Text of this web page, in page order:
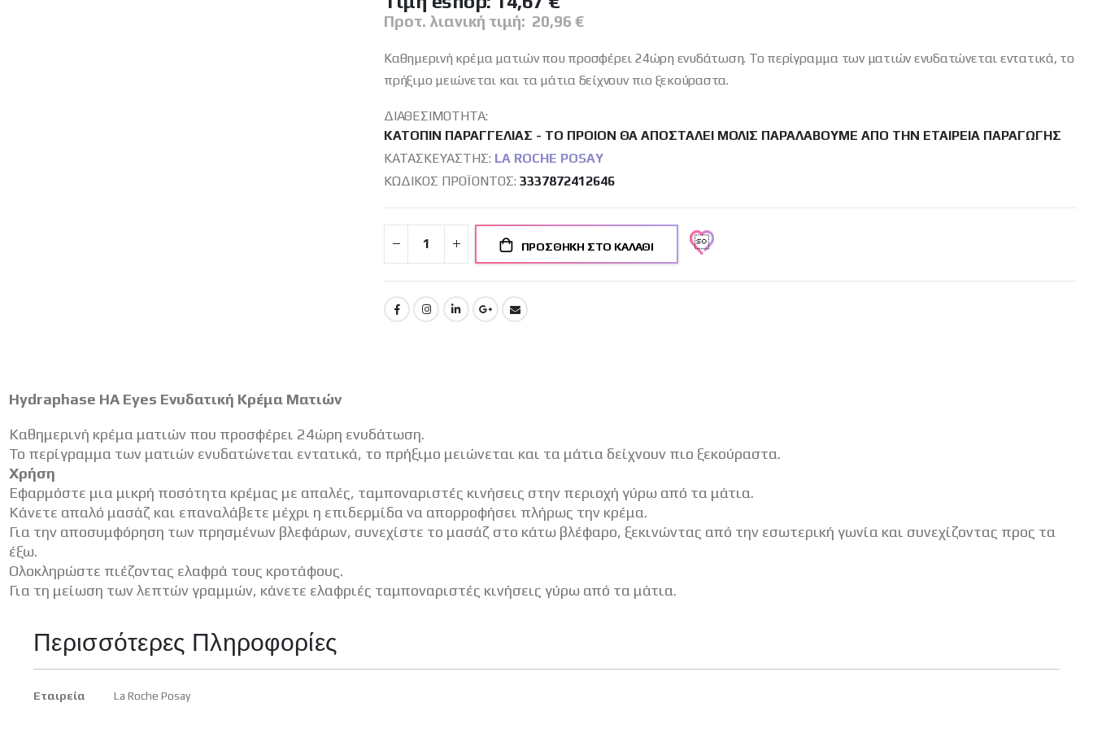
Προτ. λιανική τιμή: 20,96 €
Καθημερινή κρέμα ματιών που προσφέρει 24ώρη ενυδάτωση. Το περίγραμμα των ματιών ενυδατώνεται εντατικά, το
πρήξιμο μειώνεται και τα μάτια δείχνουν πιο ξεκούραστα.
ΔΙΑΘΕΣΙΜΌΤΗΤΑ:
ΚΑΤΌΠΙΝ ΠΑΡΑΓΓΕΛΊΑΣ - ΤΟ ΠΡΟΙΌΝ ΘΑ ΑΠΟΣΤΑΛΕΊ ΜΌΛΙΣ ΠΑΡΑΛΆΒΟΥΜΕ ΑΠΌ ΤΗΝ ΕΤΑΙΡΕΊΑ ΠΑΡΑΓΩΓΉΣ
ΚΑΤΑΣΚΕΥΑΣΤΉΣ: LA ROCHE POSAY
ΚΩΔΙΚΌΣ ΠΡΟΪΌΝΤΟΣ 3337872412646
ΠΡΟΣΘΉΚΗ ΣΤΟ ΚΑΛΆΘΙ
Hydraphase HA Eyes Ενυδατική Κρέμα Ματιών
Καθημερινή κρέμα ματιών που προσφέρει 24ώρη ενυδάτωση.
Το περίγραμμα των ματιών ενυδατώνεται εντατικά, το πρήξιμο μειώνεται και τα μάτια δείχνουν πιο ξεκούραστα.
Xρήση
Εφαρμόστε μια μικρή ποσότητα κρέμας με απαλές, ταμποναριστές κινήσεις στην περιοχή γύρω από τα μάτια.
Κάνετε απαλό μασάζ και επαναλάβετε μέχρι η επιδερμίδα να απορροφήσει πλήρως την κρέμα.
Για την αποσυμφόρηση των πρησμένων βλεφάρων, συνεχίστε το μασάζ στο κάτω βλέφαρο, ξεκινώντας από την εσωτερική γωνία και συνεχίζοντας προς τα
έξω.
Ολοκληρώστε πιέζοντας ελαφρά τους κροτάφους.
Για τη μείωση των λεπτών γραμμών, κάνετε ελαφριές ταμποναριστές κινήσεις γύρω από τα μάτια.
Περισσότερες Πληροφορίες
Περισσότερες
Εταιρεία La Roche Posay